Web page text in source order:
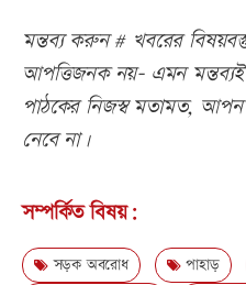
মন্তব্য করুন # খবরের
আপত্তিজনক নয়- এমন মন্তব্যই
পাঠকের নিজস্ব মতামত,
নেবে না।
সম্পর্কিত বিষয়:
সড়ক অবরোধ পাহাড়